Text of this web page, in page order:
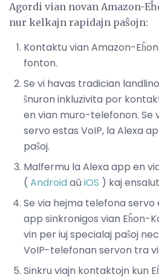
Agordi vian novan Amazon-
nur kelkajn rapidajn paŝojn:
Kontaktu vian Amazon-
fonton.
Se vi havas tradician
ŝnuron inkluzivita por
en vian muro-telefonon. Se
servo estas VoIP, la Alexa
paŝoj.
Malfermu la Alexa app en
( Androidaŭ iOS ) kaj
Se via hejma telefona servo
app sinkronigos vian Eĥon-
vin per iuj specialaj paŝoj
VoIP-telefonan servon tra
Sinkru viajn kontaktojn kun